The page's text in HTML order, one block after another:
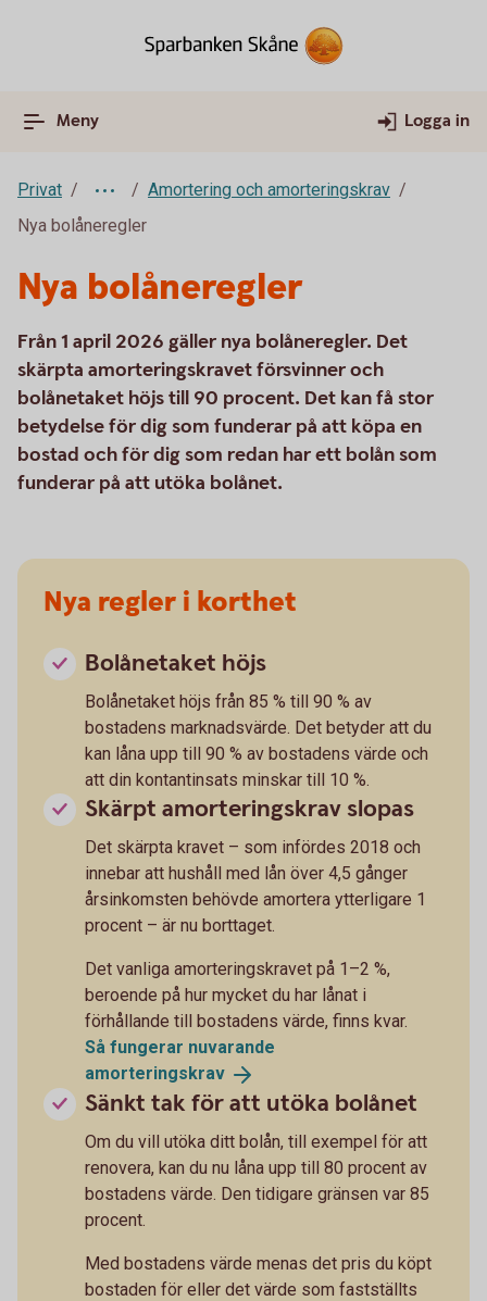
Meny Logga in
Privat
Amortering och amorteringskrav
Nya bolåneregler
Nya bolåneregler
Från 1 april 2026 gäller nya bolåneregler. Det
skärpta amorteringskravet försvinner och
bolånetaket höjs till 90 procent. Det kan få stor
betydelse för dig som funderar på att köpa en
bostad och för dig som redan har ett bolån som
funderar på att utöka bolånet.
Nya regler i korthet
Bolånetaket höjs
Bolånetaket höjs från 85 % till 90 % av
bostadens marknadsvärde. Det betyder att du
kan låna upp till 90 % av bostadens värde och
att din kontantinsats minskar till 10 %.
Skärpt amorteringskrav slopas
Det skärpta kravet – som infördes 2018 och
innebar att hushåll med lån över 4,5 gånger
årsinkomsten behövde amortera ytterligare 1
procent – är nu borttaget.
Det vanliga amorteringskravet på 1–2 %,
beroende på hur mycket du har lånat i
förhållande till bostadens värde, finns kvar.
Så fungerar nuvarande
amorteringskrav
Sänkt tak för att utöka bolånet
Om du vill utöka ditt bolån, till exempel för att
renovera, kan du nu låna upp till 80 procent av
bostadens värde. Den tidigare gränsen var 85
procent.
Med bostadens värde menas det pris du köpt
bostaden för eller det värde som fastställts